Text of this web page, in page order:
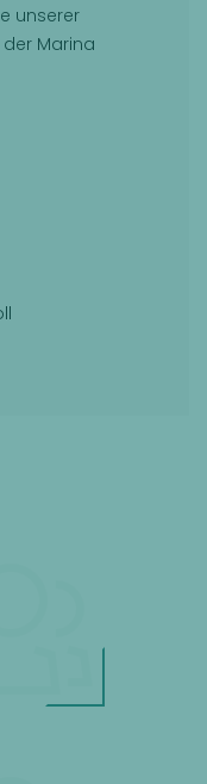
unserer
Marina